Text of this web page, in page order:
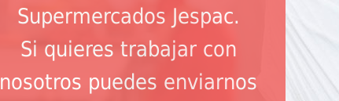
Supermercados Jespac.
Si quieres trabajar con
nosotros puedes enviarnos